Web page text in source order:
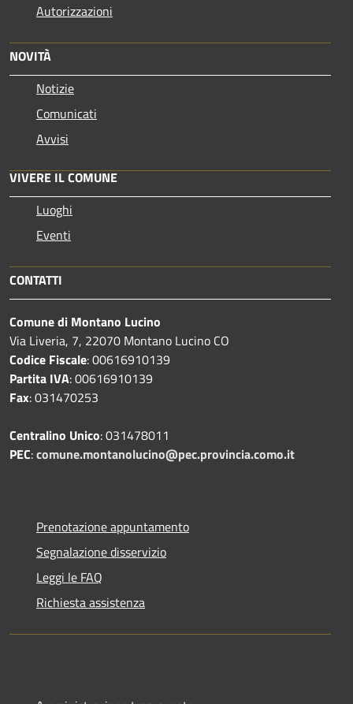
Autorizzazioni
NOVITÀ
Notizie
Comunicati
Avvisi
VIVERE IL COMUNE
Luoghi
Eventi
CONTATTI
Comune di Montano Lucino
Via Liveria, 7, 22070 Montano Lucino CO
Codice Fiscale: 00616910139
Partita IVA: 00616910139
Fax: 031470253
Centralino Unico: 031478011
PEC:comune.montanolucino@pec.provincia.como.it
Prenotazione appuntamento
Segnalazione disservizio
Leggi le FAQ
Richiesta assistenza